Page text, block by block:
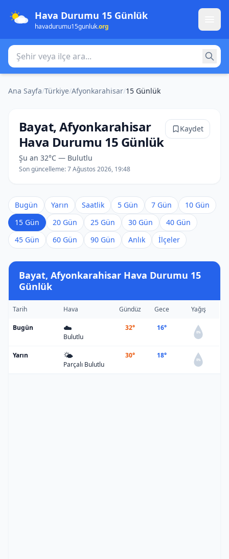
Hava Durumu 15 Günlük
havadurumu15gunluk.org
Şehir veya ilçe ara
Ana Sayfa/Türkiye/Afyonkarahisar/15 Günlük
Bayat, Afyonkarahisar
Hava Durumu 15 Günlük
Şu an 32°C — Bulutlu
Son güncelleme:7 Ağustos 2026, 19:48
Kaydet
Bugün Yarın Saatlik 5 Gün 7 Gün
10 Gün
15 Gün
20 Gün 25 Gün 30 Gün
40 Gün
45 Gün
60 Gün 90 Gün Anlık İlçeler
Bayat, Afyonkarahisar Hava Durumu 15
Günlük
Tarih Hava Gündüz Gece Yağış
Bugün ☁️
Bulutlu
32° 16°
0%
Yarın 🌤️
Parçalı Bulutlu
30° 18°
0%